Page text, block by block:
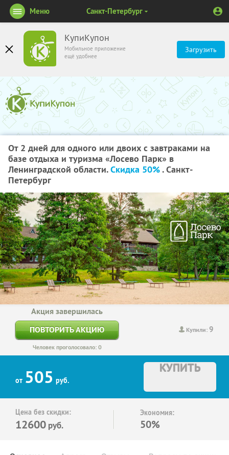
КупиКупон
Мобильное приложение
ещё удобнее
Загрузить
Меню Санкт-Петербург
От 2 дней для одного или двоих с завтраками на
базе отдыха и туризма «Лосево Парк» в
Ленинградской области.Скидка 50%. Санкт-
Петербург
Купили:9
Акция завершилась
ПОВТОРИТЬ АКЦИЮ
Человек проголосовало: 0
от 505 руб.
КУПИТЬ
Цена без скидки:
12600 руб.
Экономия:
50%